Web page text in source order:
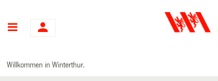
Hauptnavigation
Willkommen in Winterthur.